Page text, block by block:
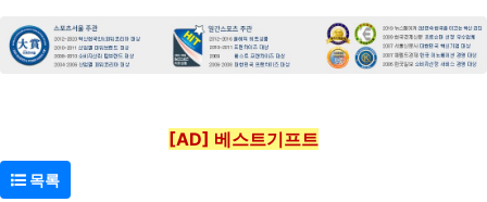
[AD] 베스트기프트
목록